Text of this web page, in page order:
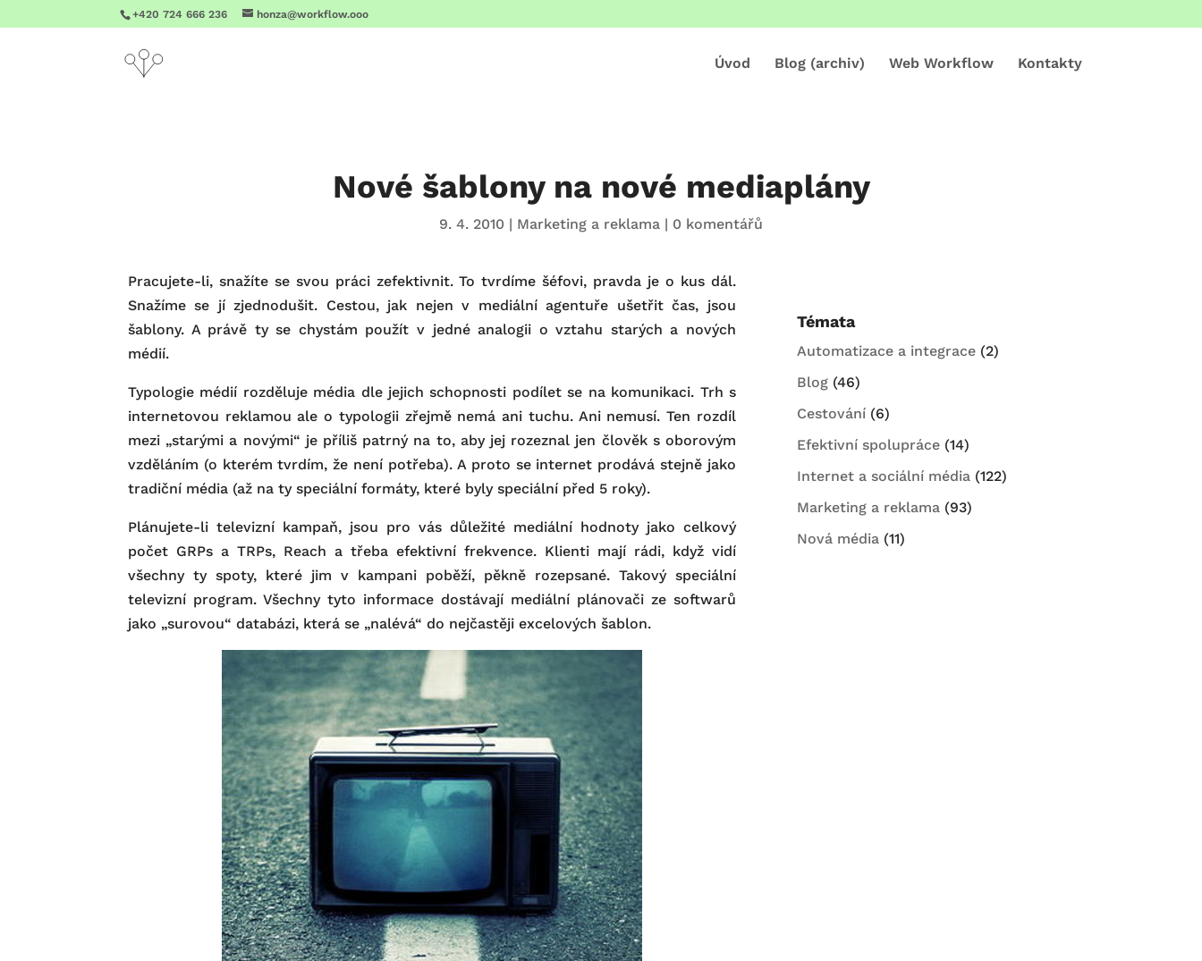
+420 724 666 236 honza@workflow.ooo
Úvod Blog (archiv) Web Workflow Kontakty
Nové šablony na nové mediaplány
9. 4. 2010 | Marketing a reklama | 0 komentářů
Pracujete-li, snažíte se svou práci zefektivnit. To tvrdíme šéfovi, pravda je o kus dál.
Snažíme se jí zjednodušit. Cestou, jak nejen v mediální agentuře ušetřit čas, jsou
šablony. A právě ty se chystám použít v jedné analogii o vztahu starých a nových
médií.
Typologie médií rozděluje média dle jejich schopnosti podílet se na komunikaci. Trh s
internetovou reklamou ale o typologii zřejmě nemá ani tuchu. Ani nemusí. Ten rozdíl
mezi „starými a novými“ je příliš patrný na to, aby jej rozeznal jen člověk s oborovým
vzděláním (o kterém tvrdím, že není potřeba). A proto se internet prodává stejně jako
tradiční média (až na ty speciální formáty, které byly speciální před 5 roky).
Plánujete-li televizní kampaň, jsou pro vás důležité mediální hodnoty jako celkový
počet GRPs a TRPs, Reach a třeba efektivní frekvence. Klienti mají rádi, když vidí
všechny ty spoty, které jim v kampani poběží, pěkně rozepsané. Takový speciální
televizní program. Všechny tyto informace dostávají mediální plánovači ze softwarů
jako „surovou“ databázi, která se „nalévá“ do nejčastěji excelových šablon.
Témata
Automatizace a integrace(2)
Blog(46)
Cestování(6)
Efektivní spolupráce(14)
Internet a sociální média(122)
Marketing a reklama(93)
Nová média(11)